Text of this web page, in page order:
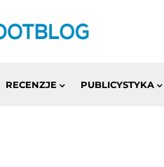
RECENZJE PUBLICYSTYKA